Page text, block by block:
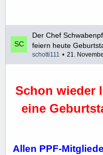
Der Chef
feiern heute
schotti111 21.
Schon wieder
eine
Allen PPF-